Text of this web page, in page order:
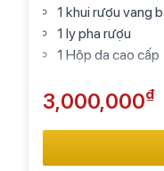
1 khui rượu vang
1 ly pha rượu
1 Hộp da cao cấp
3,000,000₫